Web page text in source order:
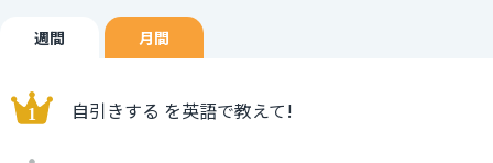
週間 月間
自引きする を英語で教えて!